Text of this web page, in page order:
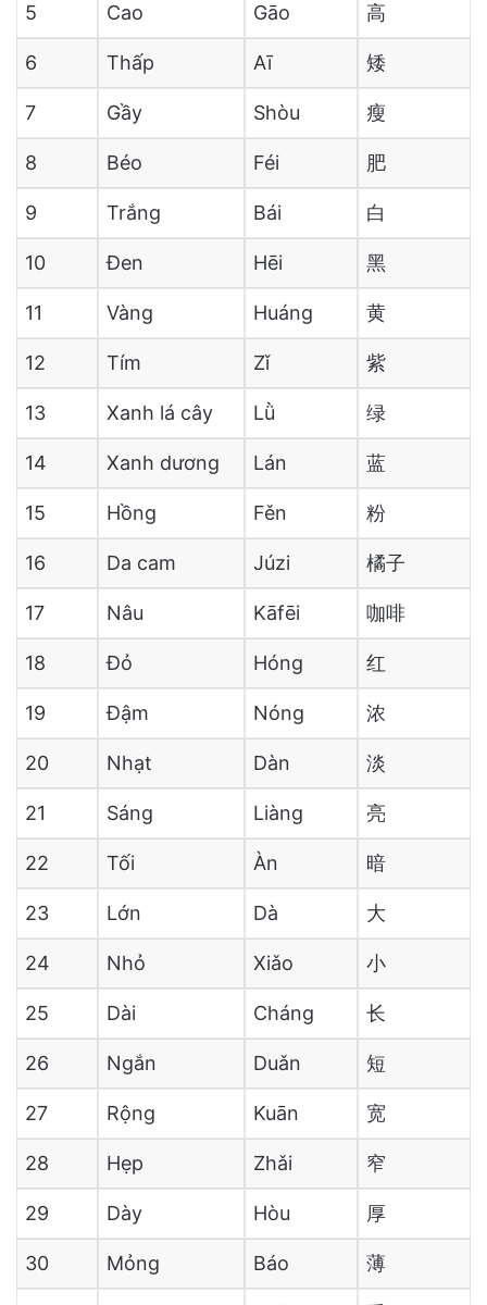
5 Cao Gāo 高
6 Thấp Aī 矮
7 Gầy Shòu 瘦
8 Béo Féi 肥
9 Trắng Bái 白
10 Đen Hēi 黑
11 Vàng Huáng 黄
12 Tím Zǐ 紫
13 Xanh lá cây Lǜ 绿
14 Xanh dương Lán 蓝
15 Hồng Fěn 粉
16 Da cam Júzi 橘子
17 Nâu Kāfēi 咖啡
18 Đỏ Hóng 红
19 Đậm Nóng 浓
20 Nhạt Dàn 淡
21 Sáng Liàng 亮
22 Tối Àn 暗
23 Lớn Dà 大
24 Nhỏ Xiǎo 小
25 Dài Cháng 长
26 Ngắn Duǎn 短
27 Rộng Kuān 宽
28 Hẹp Zhǎi 窄
29 Dày Hòu 厚
30 Mỏng Báo 薄